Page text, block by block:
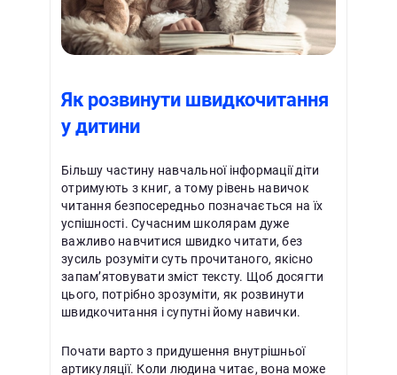
Як розвинути швидкочитання
у дитини
Більшу частину навчальної інформації діти
отримують з книг, а тому рівень навичок
читання безпосередньо позначається на їх
успішності. Сучасним школярам дуже
важливо навчитися швидко читати, без
зусиль розуміти суть прочитаного, якісно
запам’ятовувати зміст тексту. Щоб досягти
цього, потрібно зрозуміти, як розвинути
швидкочитання і супутні йому навички.
Почати варто з придушення внутрішньої
артикуляції. Коли людина читає, вона може